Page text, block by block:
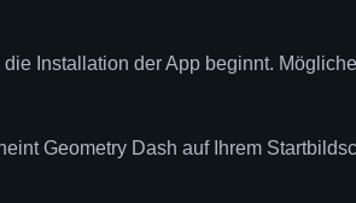
Installation der App beginnt.
Geometry Dash auf Ihrem